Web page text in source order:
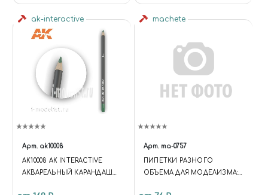
ak-interactive
Арт. ak10008
AK10008 AK INTERACTIVE
АКВАРЕЛЬНЫЙ КАРАНДАШ
machete
Арт. ma-0757
ПИПЕТКИ РАЗНОГО
ОБЪЕМА ДЛЯ МОДЕЛИЗМА: